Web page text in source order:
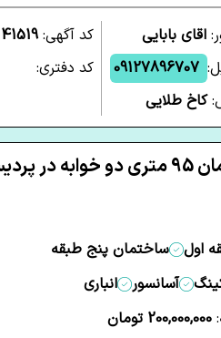
اقای بابایی
09127896707
کاخ طلایی
کد آگهی:
کد دفتری:
آپارتمان 95 متری دو خوابه در
اول
ساختمان پنج طبقه
آسانسور
انباری
200,000,000 تومان